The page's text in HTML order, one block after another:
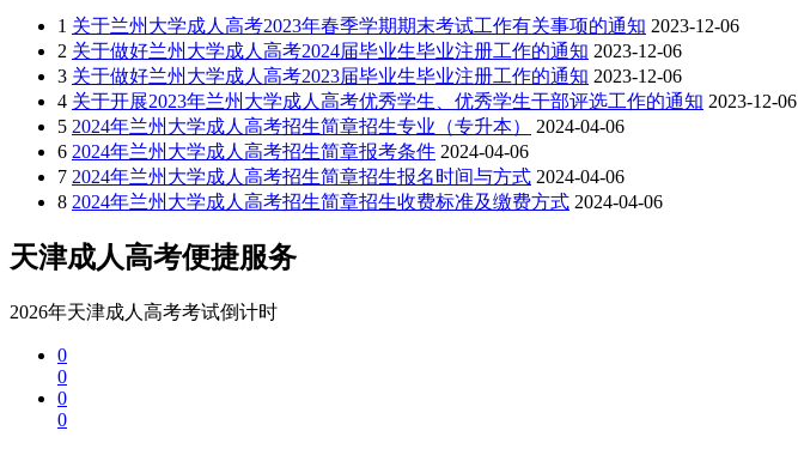
1 关于兰州大学成人高考2023年春季学期期末考试工作有关事项的通知 2023-12-06
2 关于做好兰州大学成人高考2024届毕业生毕业注册工作的通知 2023-12-06
3 关于做好兰州大学成人高考2023届毕业生毕业注册工作的通知 2023-12-06
4 关于开展2023年兰州大学成人高考优秀学生、优秀学生干部评选工作的通知 2023-12-06
5 2024年兰州大学成人高考招生简章招生专业（专升本）
2024-04-06
6 2024年兰州大学成人高考招生简章报考条件 2024-04-06
7 2024年兰州大学成人高考招生简章招生报名时间与方式 2024-04-06
8 2024年兰州大学成人高考招生简章招生收费标准及缴费方式 2024-04-06
天津成人高考便捷服务
2026年天津成人高考考试倒计时
0
0
0
0